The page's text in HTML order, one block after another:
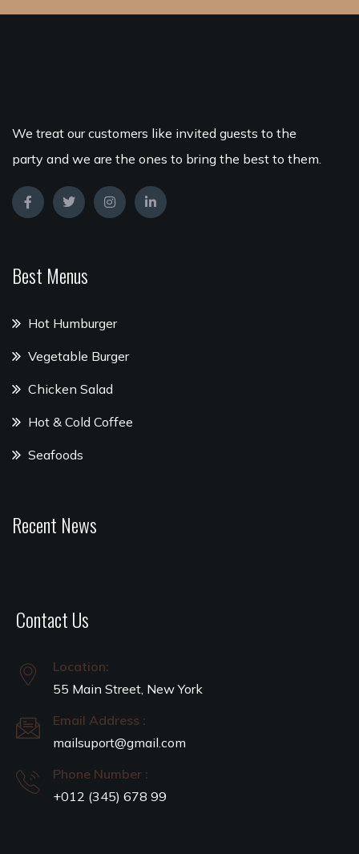
We treat our customers like invited guests to the
party and we are the ones to bring the best to them.
Best Menus
Hot Humburger
Vegetable Burger
Chicken Salad
Hot & Cold Coffee
Seafoods
Recent News
Contact Us
Location:
55 Main Street, New York
Email Address :
mailsuport@gmail.com
Phone Number :
+012 (345) 678 99